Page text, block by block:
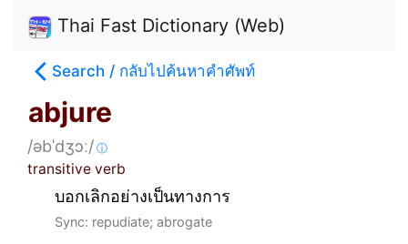
Thai Fast Dictionary (Web)
Search / กลับไปค้นหาคำศัพท์
abjure
/əbˈdʒɔː/ ⓘ
transitive verb
บอกเลิกอย่างเป็นทางการ
Sync: repudiate; abrogate